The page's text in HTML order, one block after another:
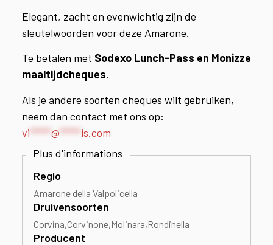
Elegant, zacht en evenwichtig zijn de
sleutelwoorden voor deze Amarone.
Te betalen met Sodexo Lunch-Pass en Monizze
maaltijdcheques.
Als je andere soorten cheques wilt gebruiken,
neem dan contact met ons op:
vi *****@ ***** is.com
Regio
Amarone della Valpolicella
Druivensoorten
Corvina Corvinone Molinara Rondinella
Producent